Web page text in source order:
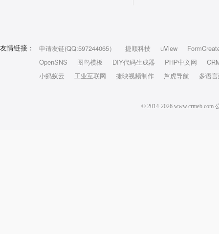
友情链接： 申请友链(QQ:597244065） 捷顺科技 uView
OpenSNS
图鸟模板 DIY代码生成器 PHP中文网
小蚂蚁云
工业互联网 捷映视频制作 芦虎导航 多语
© 2014-2026